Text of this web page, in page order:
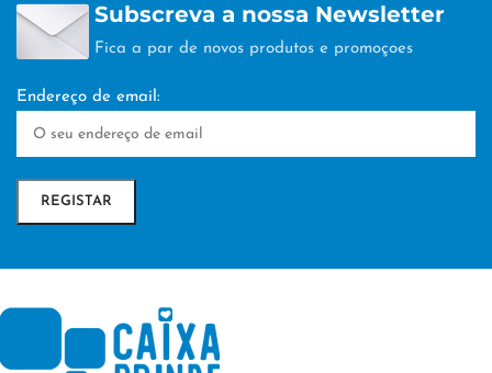
SERIGRAFIA SERIGRAFIA
Subscreva a nossa Newsletter
Fica a par de novos produtos e promoçoes
Endereço de email: